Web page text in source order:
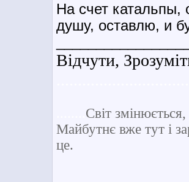
На счет
душу, оставлю, и
Відчути,
Світ
Майбутнє вже тут і
це.